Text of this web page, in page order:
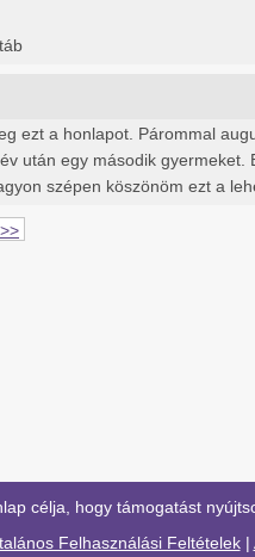
ezt a honlapot. Párommal
után egy második gyermeket.
szépen köszönöm ezt a
célja, hogy támogatást
Felhasználási Feltételek|